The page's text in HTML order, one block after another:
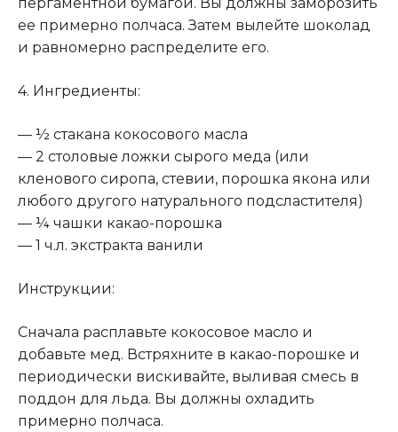
ее примерно полчаса. Затем вылейте шоколад
и равномерно распределите его.
4. Ингредиенты:
— ½ стакана кокосового масла
— 2 столовые ложки сырого меда (или
кленового сиропа, стевии, порошка якона или
любого другого натурального подсластителя)
— ¼ чашки какао-порошка
— 1 ч.л. экстракта ванили
Инструкции:
Сначала расплавьте кокосовое масло и
добавьте мед. Встряхните в какао-порошке и
периодически вискивайте, выливая смесь в
поддон для льда. Вы должны охладить
примерно полчаса.